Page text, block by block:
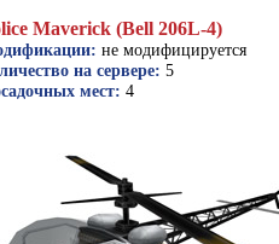
Maverick (Bell 206L-4)
не модифицируется
на сервере: 5
мест: 4